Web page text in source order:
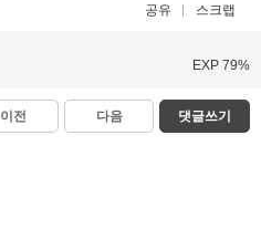
공유 스크랩
EXP 79%
이전 다음 댓글쓰기